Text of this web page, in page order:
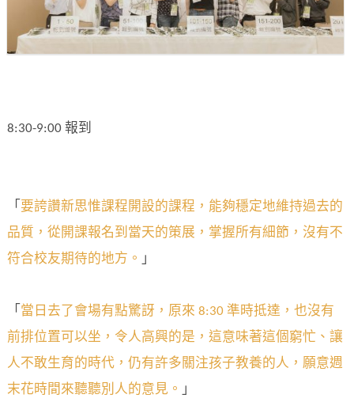
8:30-9:00 報到
「 要誇讚新思惟課程開設的課程，能夠穩定地維持過去的
品質，從開課報名到當天的策展，掌握所有細節，沒有不
符合校友期待的地方。 」
「 當日去了會場有點驚訝，原來 8:30 準時抵達，也沒有
前排位置可以坐，令人高興的是，這意味著這個窮忙、讓
人不敢生育的時代，仍有許多關注孩子教養的人，願意週
末花時間來聽聽別人的意見。 」